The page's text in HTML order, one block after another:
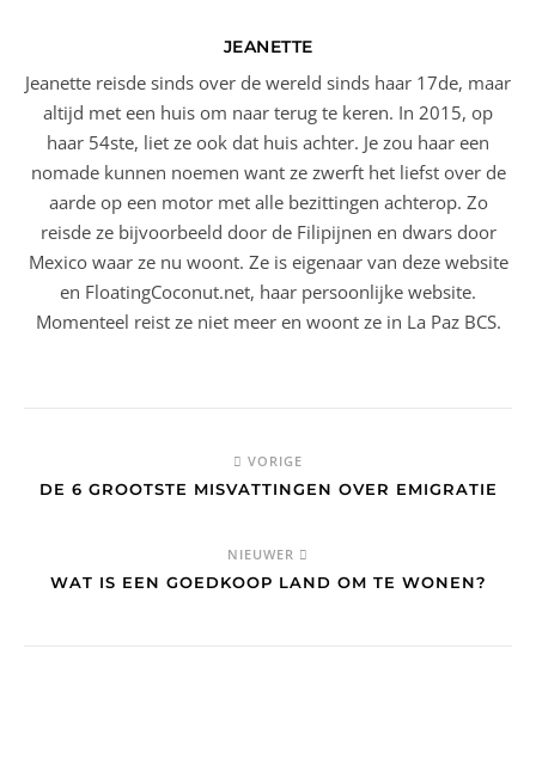
JEANETTE
Jeanette reisde sinds over de wereld sinds haar 17de, maar
altijd met een huis om naar terug te keren. In 2015, op
haar 54ste, liet ze ook dat huis achter. Je zou haar een
nomade kunnen noemen want ze zwerft het liefst over de
aarde op een motor met alle bezittingen achterop. Zo
reisde ze bijvoorbeeld door de Filipijnen en dwars door
Mexico waar ze nu woont. Ze is eigenaar van deze website
en FloatingCoconut.net, haar persoonlijke website.
Momenteel reist ze niet meer en woont ze in La Paz BCS.
VORIGE
DE 6 GROOTSTE MISVATTINGEN OVER EMIGRATIE
NIEUWER
WAT IS EEN GOEDKOOP LAND OM TE WONEN?